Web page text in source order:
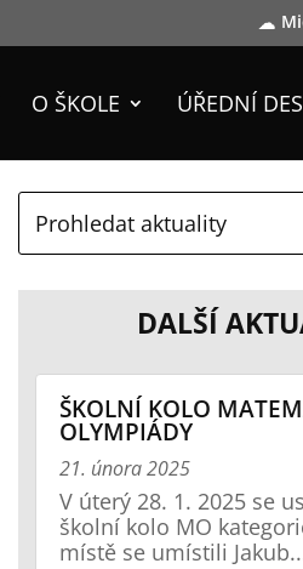
O ŠKOLE ÚŘEDNÍ
DALŠÍ
ŠKOLNÍ KOLO
OLYMPIÁDY
21. února 2025
V úterý 28. 1. 2025 se
školní kolo MO
místě se umístili